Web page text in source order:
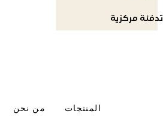
تدفئة مركزية
من نحن
المنتجات